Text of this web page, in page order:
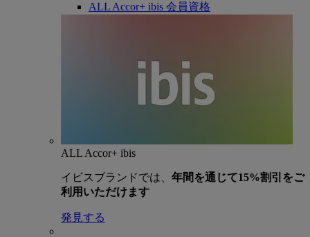
ALL Accor+ ibis 会員資格
ALL Accor+ ibis
イビスブランドでは、 年間を通じて15%割引をご
利用いただけます
発見する